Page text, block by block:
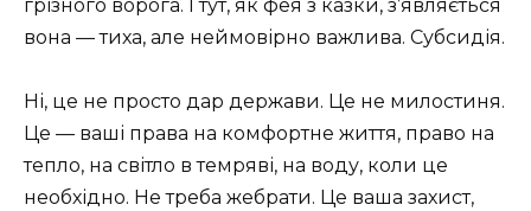
грізного ворога. І тут, як фея з казки, з’являється
вона — тиха, але неймовірно важлива. Субсидія.
Ні, це не просто дар держави. Це не милостиня.
Це — ваші права на комфортне життя, право на
тепло, на світло в темряві, на воду, коли це
необхідно. Не треба жебрати. Це ваша захист,